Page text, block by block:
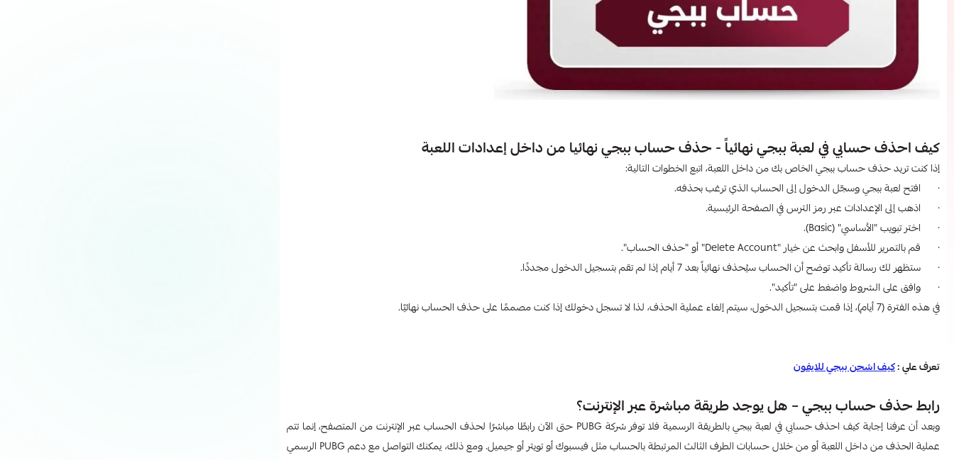
كيف احذف حسابي في لعبة ببجي​ نهائياً - حذف حساب ببجي نهائيا من داخل إعدادات اللعبة
إذا كنت تريد حذف حساب ببجي الخاص بك من داخل اللعبة، اتبع الخطوات التالية:
· افتح لعبة ببجي وسجّل الدخول إلى الحساب الذي ترغب بحذفه.
· اذهب إلى الإعدادات عبر رمز الترس في الصفحة الرئيسية.
· اختر تبويب "الأساسي" (Basic).
· قم بالتمرير للأسفل وابحث عن خيار "Delete Account" أو "حذف الحساب".
· ستظهر لك رسالة تأكيد توضح أن الحساب سيُحذف نهائياً بعد 7 أيام إذا لم تقم بتسجيل الدخول مجددًا.
· وافق على الشروط واضغط على "تأكيد".
في هذه الفترة (7 أيام)، إذا قمت بتسجيل الدخول، سيتم إلغاء عملية الحذف، لذا لا تسجل دخولك إذا كنت مصممًا على حذف الحساب نهائيًا.
تعرف علي :كيف اشحن ببجي للايفون​
رابط حذف حساب ببجي – هل يوجد طريقة مباشرة عبر الإنترنت؟
وبعد أن عرفنا إجابة كيف احذف حسابي في لعبة ببجي​ بالطريقة الرسمية فلا توفر شركة PUBG حتى الآن رابطًا مباشرًا لحذف الحساب عبر الإنترنت من المتصفح، إنما تتم
عملية الحذف من داخل اللعبة أو من خلال حسابات الطرف الثالث المرتبطة بالحساب مثل فيسبوك أو تويتر أو جيميل. ومع ذلك، يمكنك التواصل مع دعم PUBG الرسمي